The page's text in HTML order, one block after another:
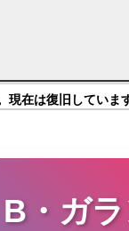
現在は復旧していま
・ガ